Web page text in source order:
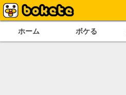
ホーム ボケる